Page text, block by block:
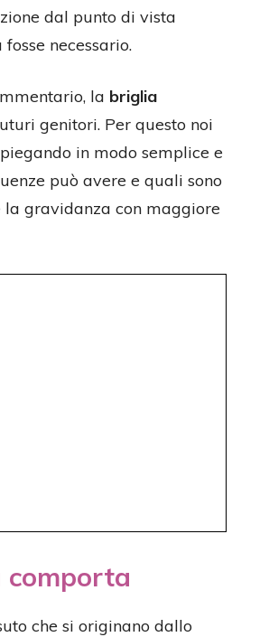
dal punto di vista
necessario.
la briglia
genitori. Per questo noi
in modo semplice e
può avere e quali sono
gravidanza con maggiore
comporta
che si originano dallo